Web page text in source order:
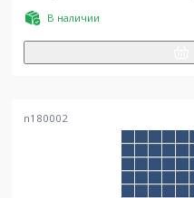
В наличии
n180002